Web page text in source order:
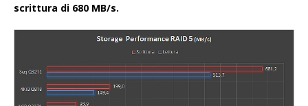
scrittura di 680 MB/s.